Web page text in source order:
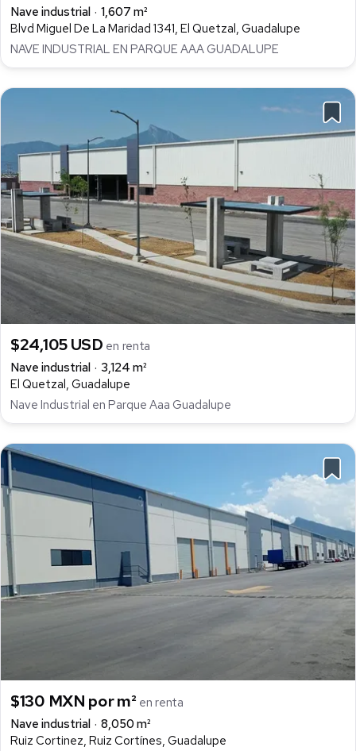
Nave industrial
1,607 m²
Blvd Miguel De La Maridad 1341, El Quetzal, Guadalupe
NAVE INDUSTRIAL EN PARQUE AAA GUADALUPE
$24,105 USD en renta
Nave industrial
3,124 m²
El Quetzal, Guadalupe
Nave Industrial en Parque Aaa Guadalupe
$130 MXN por m² en renta
Nave industrial
8,050 m²
Ruiz Cortinez, Ruiz Cortínes, Guadalupe